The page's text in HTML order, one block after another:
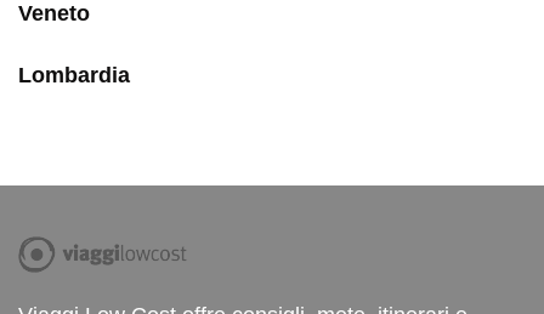
Veneto
Lombardia